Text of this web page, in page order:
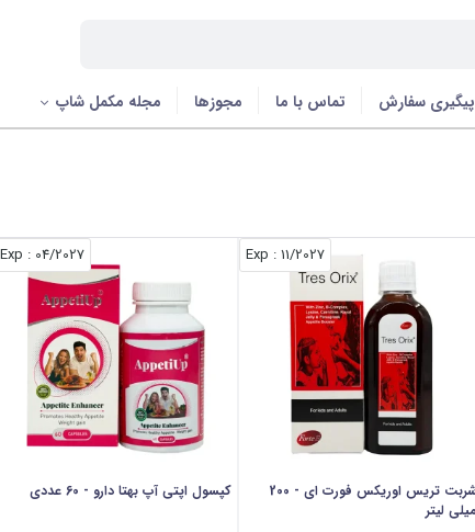
پیگیری سفارش تماس با ما مجوزها مجله مکمل شاپ
11/2027
: Exp
شربت تریس اوریکس فورت ای - 200
میلی لیتر
04/2027
: Exp
کپسول اپتی آپ بهتا دارو - 60 عددی